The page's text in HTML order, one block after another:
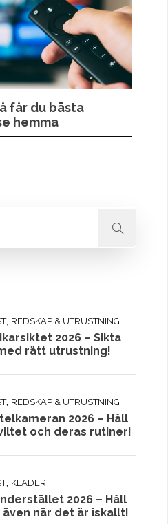
får du bästa
hemma
, REDSKAP & UTRUSTNING
2026 – Sikta
rätt utrustning!
, REDSKAP & UTRUSTNING
2026 – Håll
och deras rutiner!
, KLÄDER
2026 – Håll
när det är iskallt!